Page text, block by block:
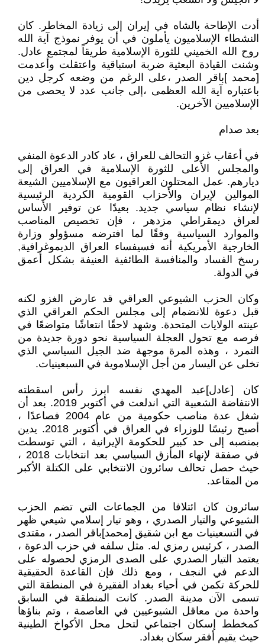
أدت الإطاحة بالشاه في إيران إلى زيادة المخاطر. كان
النشطاء الإسلاميون يأملون في أن يوفر نموذج آية الله
روح الله الخميني للثورة الإسلامية طريقاً لمجتمع عادل.
وشنت القيادة البعثية ضربة استباقية واعتقلت وأعدمت
[محمد ]باقر الصدر ،على الرغم من وضعه كرجل دين
باعتباره آية الله العظمى ،إلى جانب عدد لا يحصى من
الإسلاميين الآخرين.
بعد صدام
في أعقاب غزو التحالف للعراق ، عاد كادر الدعوة المنفي
والمجلس الأعلى للثورة الإسلامية في العراق إلى
ديارهم. عمل المحتلون العراقيون مع الإسلاميين الشيعة
الموالين لإيران والأحزاب القومية الكردية الرئيسية
لإنشاء نظام سياسي جديد. بعيدًا عن توفير الأساس
لعراق ديمقراطي مزدهر ، فإن تخصيص المناصب
والموارد السياسية وفقًا لما افترضه مسؤولو وزارة
الخارجية الأمريكية أنه فسيفساء العراق الديموغرافية,
رسخ الفساد والمنافسة الطائفية العنيفة بشكل أعمق
في الدولة.
وكان الحزب الشيوعي العراقي قد عارض الغزو لكنه
قبل دعوة للانضمام إلى مجلس الحكم العراقي الذي
عينته الولايات المتحدة. وشهد لاحقًا انتعاشًا متواضعًا في
فرصه مع تحول العجلة السياسية نحو دورة جديدة من
التمرد ، وهذه المرة موجهة ضد الجيل السياسي الذي
تخلى عن اليسار من أجل الإسلاموية في السبعينيات.
كان [عادل]عبد المهدي نفسه ابرز رأس اسقطته
الانتفاضة الشعبية التي اندلعت في أكتوبر 2019. بعد أن
شغل عدة مناصب حكومية من عام 2004 فصاعدًا ،
أصبح رئيسًا للوزراء في العراق في أكتوبر 2018. يدين
بمنصبه إلى حد كبير للحكومة الإيرانية ، التي توسطت
في صفقة لإنهاء المأزق السياسي بعد انتخابات 2018 ،
حيث حصل تحالف سائرون الانتخابي على الكتلة الأكبر
من المقاعد.
سائرون كان ائتلافا من الجماعات التي تضم الحزب
الشيوعي والتيار الصدري ، وهو تيار إسلامي شيعي ظهر
في التسعينيات مع ابن شقيق [محمد]باقر الصدر ، مقتدى
الصدر ، كرئيس رمزي له. مثل سلفه في حزب الدعوة ،
يعتمد التيار الصدري على الصدى الرمزي لحصوله على
الدعم في النجف ، ومع ذلك فإن القاعدة الحقيقية
للحركة تكمن في أحياء بغداد الفقيرة في المنطقة التي
تسمى الآن مدينة الصدر. كانت المنطقة في السابق
واحدة من معاقل الشيوعيين في العاصمة ، وتم بناؤها
كمخطط إسكان اجتماعي لتحل محل الأكواخ الطينية
حيث يقيم أفقر سكان بغداد.